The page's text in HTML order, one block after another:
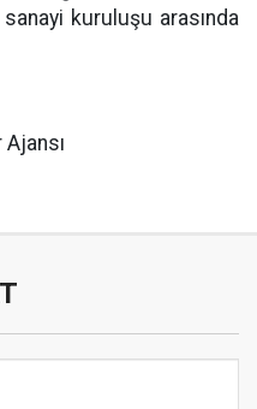
kuruluşu arasında